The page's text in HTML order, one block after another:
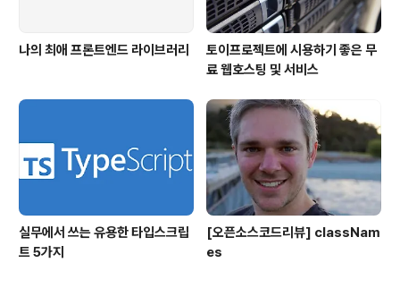
나의 최애 프론트엔드 라이브러리
토이프로젝트에 시용하기 좋은 무
료 웹호스팅 및 서비스
실무에서 쓰는 유용한 타입스크립
트 5가지
[오픈소스코드리뷰] classNam
es